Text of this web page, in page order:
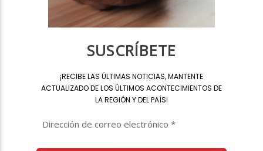
SUSCRÍBETE
¡RECIBE LAS ÚLTIMAS NOTICIAS, MANTENTE
ACTUALIZADO DE LOS ÚLTIMOS ACONTECIMIENTOS DE
LA REGIÓN Y DEL PAÍS!